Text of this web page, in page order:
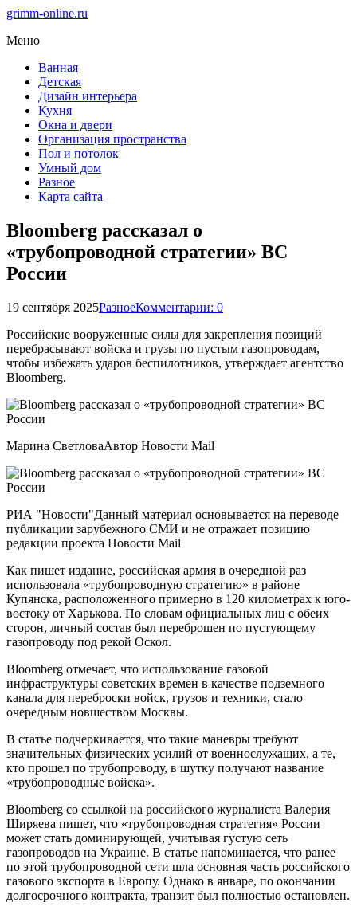
grimm-online.ru
Меню
Ванная
Детская
Дизайн интерьера
Кухня
Окна и двери
Организация пространства
Пол и потолок
Умный дом
Разное
Карта сайта
Bloomberg рассказал о
«трубопроводной стратегии» ВС
России
19 сентября 2025РазноеКомментарии: 0
Российские вооруженные силы для закрепления позиций
перебрасывают войска и грузы по пустым газопроводам,
чтобы избежать ударов беспилотников, утверждает агентство
Bloomberg.
Марина СветловаАвтор Новости Mail
РИА "Новости"Данный материал основывается на переводе
публикации зарубежного СМИ и не отражает позицию
редакции проекта Новости Mail
Как пишет издание, российская армия в очередной раз
использовала «трубопроводную стратегию» в районе
Купянска, расположенного примерно в 120 километрах к юго-
востоку от Харькова. По словам официальных лиц с обеих
сторон, личный состав был переброшен по пустующему
газопроводу под рекой Оскол.
Bloomberg отмечает, что использование газовой
инфраструктуры советских времен в качестве подземного
канала для переброски войск, грузов и техники, стало
очередным новшеством Москвы.
В статье подчеркивается, что такие маневры требуют
значительных физических усилий от военнослужащих, а те,
кто прошел по трубопроводу, в шутку получают название
«трубопроводные войска».
Bloomberg со ссылкой на российского журналиста Валерия
Ширяева пишет, что «трубопроводная стратегия» России
может стать доминирующей, учитывая густую сеть
газопроводов на Украине. В статье напоминается, что ранее
по этой трубопроводной сети шла основная часть российского
газового экспорта в Европу. Однако в январе, по окончании
долгосрочного контракта, транзит был полностью остановлен.